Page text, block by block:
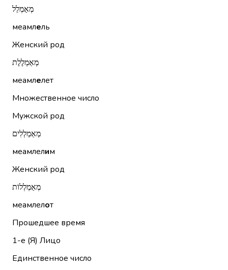
מְאַמְלֵל
меамлель
Женский род
מְאַמְלֶלֶת
меамлелет
Множественное число
Мужской род
מְאַמְלְלִים
меамлелим
Женский род
מְאַמְלְלוֹת
меамлелот
Прошедшее время
1-е (Я) Лицо
Единственное число